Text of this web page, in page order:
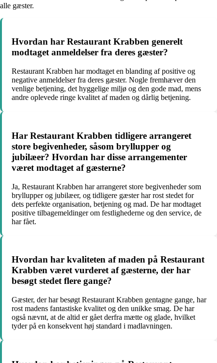
alle gæster.
Hvordan har Restaurant Krabben generelt
modtaget anmeldelser fra deres gæster?
Restaurant Krabben har modtaget en blanding af positive og
negative anmeldelser fra deres gæster. Nogle fremhæver den
venlige betjening, det hyggelige miljø og den gode mad, mens
andre oplevede ringe kvalitet af maden og dårlig betjening.
Har Restaurant Krabben tidligere arrangeret
store begivenheder, såsom bryllupper og
jubilæer? Hvordan har disse arrangementer
været modtaget af gæsterne?
Ja, Restaurant Krabben har arrangeret store begivenheder som
bryllupper og jubilæer, og tidligere gæster har rost stedet for
dets perfekte organisation, betjening og mad. De har modtaget
positive tilbagemeldinger om festlighederne og den service, de
har fået.
Hvordan har kvaliteten af maden på Restaurant
Krabben været vurderet af gæsterne, der har
besøgt stedet flere gange?
Gæster, der har besøgt Restaurant Krabben gentagne gange, har
rost madens fantastiske kvalitet og den unikke smag. De har
også nævnt, at de altid er gået derfra mætte og glade, hvilket
tyder på en konsekvent høj standard i madlavningen.